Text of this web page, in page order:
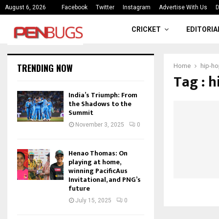
August 6, 2026 Facebook Twitter Instagram Advertise With Us
India’s Triumph: From the
CRICKET
Home hip-
Tag :
TRENDING NOW
India’s Triumph: From
the Shadows to the
Summit
November 3, 2025 0
Henao Thomas: On
playing at home,
winning PacificAus
Invitational, and PNG’s
future
July 15, 2025 0